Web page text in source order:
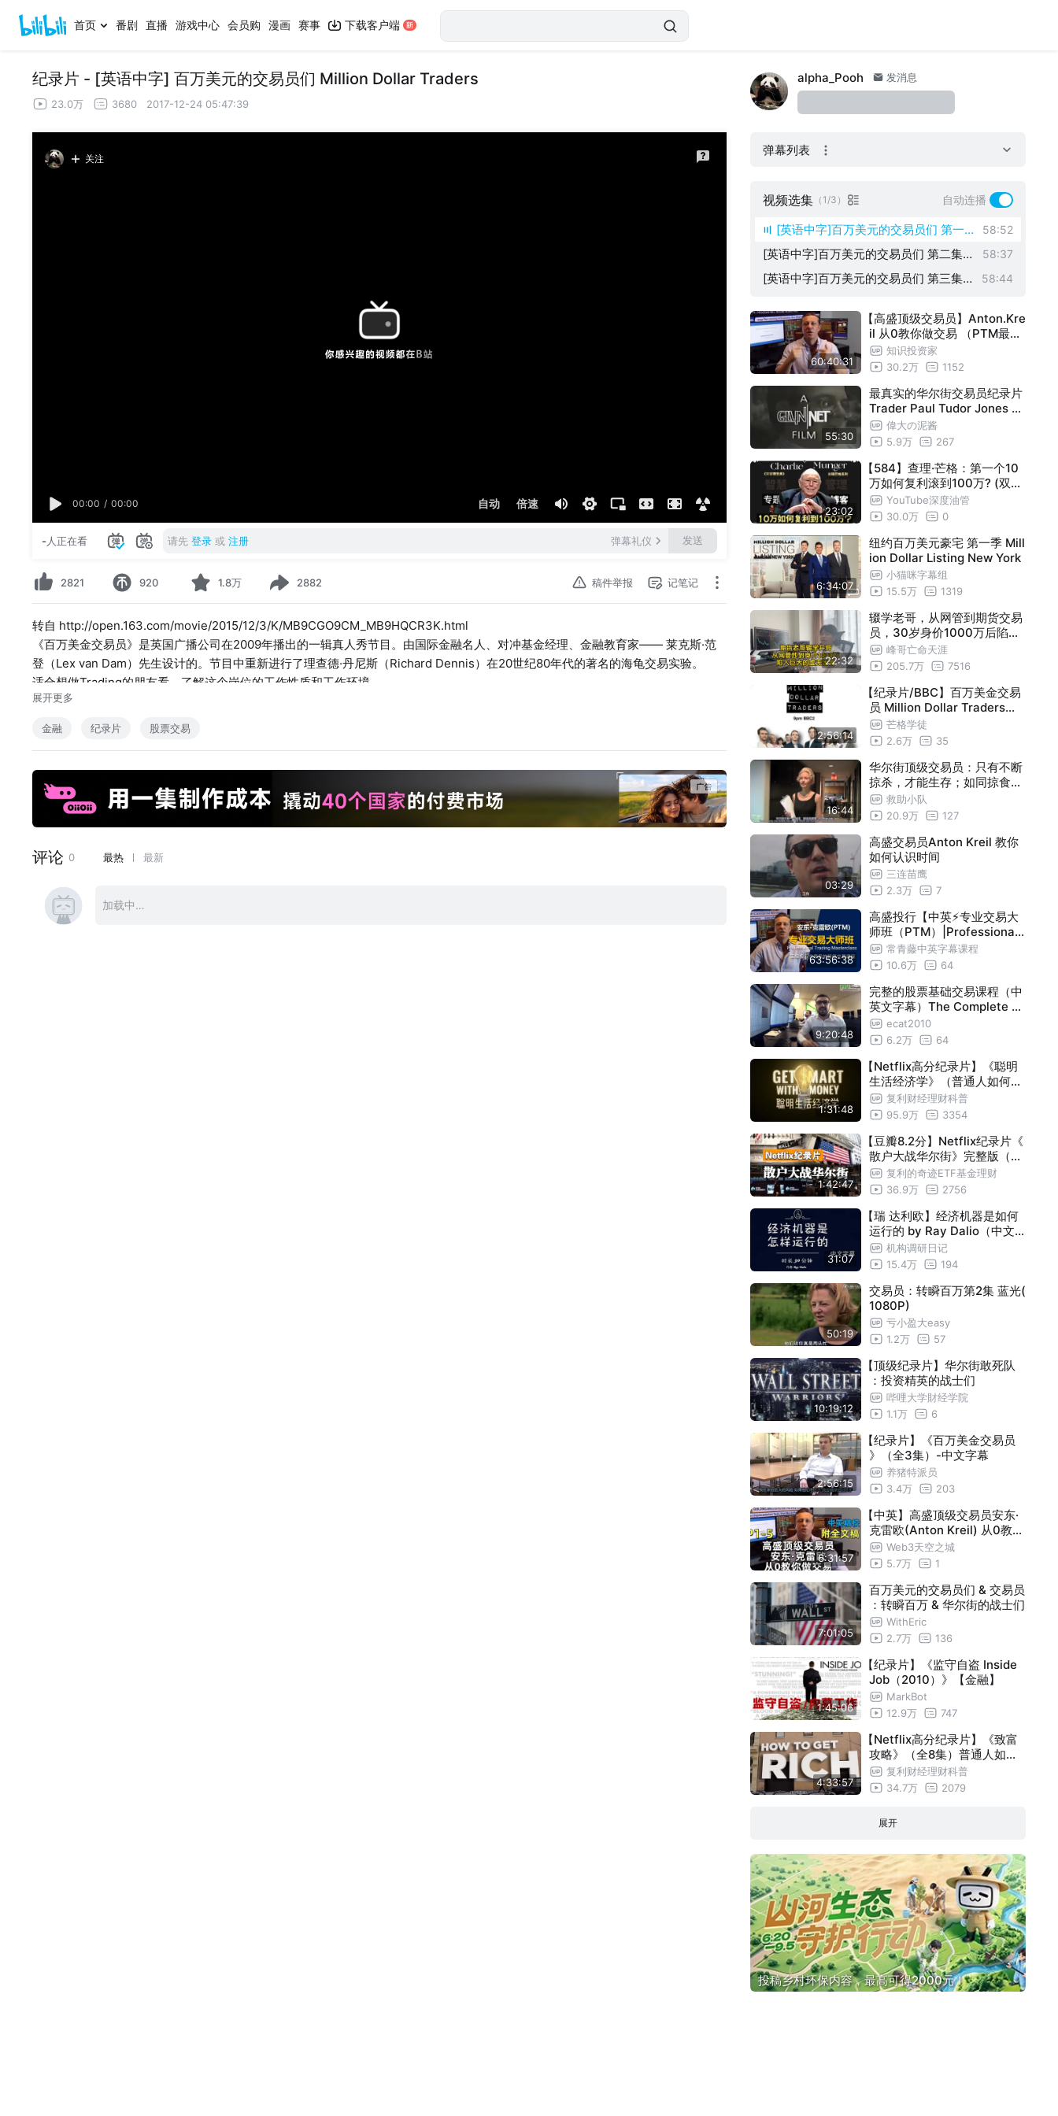
首页 番剧 直播 游戏中心 会员购 漫画 赛事 下载客户端
纪录片 - [英语中字] 百万美元的交易员们 Million Dollar Traders
23.0万 3680 2017-12-24 05:47:39
关注
00:00 / 00:00 自动 倍速
-人正在看 请先 登录 或 注册 弹幕礼仪 发送
2821 920 1.8万 2882 稿件举报 记笔记
转自 http://open.163.com/movie/2015/12/3/K/MB9CGO9CM_MB9HQCR3K.html
《百万美金交易员》是英国广播公司在2009年播出的一辑真人秀节目。由国际金融名人、对冲基金经理、金融教育家—— 莱克斯·范
登（Lex van Dam）先生设计的。节目中重新进行了理查德·丹尼斯（Richard Dennis）在20世纪80年代的著名的海龟交易实验。
适合想做Trading的朋友看，了解这个岗位的工作性质和工作环境。
展开更多
金融 纪录片 股票交易
alpha_Pooh 发消息
弹幕列表
视频选集 （1/3） 自动连播
[英语中字]百万美元的交易员们 第一
集 “成为交易员” Million Dollar Trade
rs Episode1 Make Me a Trader
58:52
[英语中字]百万美元的交易员们 第二集 “
收益和亏损” Million Dollar Traders Epi
58:37
[英语中字]百万美元的交易员们 第三集 “
3
58:44
60:40:31
【高盛顶级交易员】Anton.Kre
il 从0教你做交易 （PTM最新
版）知识投资家
30.2万
1152
55:30
最真实的华尔街交易员纪录片
Trader Paul Tudor Jones 无
字幕偉大の泥酱
5.9万
267
23:02
【584】查理·芒格：第一个10
万如何复利滚到100万? (双语
+文稿)YouTube深度油管
30.0万
0
6:34:07
纽约百万美元豪宅 第一季 Mill
ion Dollar Listing New York
小猫咪字幕组
15.5万
1319
22:32
辍学老哥，从网管到期货交易
员，30岁身价1000万后陷入
巨大的虚无境地
峰哥亡命天涯
205.7万
7516
2:56:14
【纪录片/BBC】百万美金交易
员 Million Dollar Traders（
交易员必看）
芒格学徒
2.6万
35
16:44
华尔街顶级交易员：只有不断
掠杀，才能生存；如同掠食者
狩猎。救助小队
20.9万
127
03:29
高盛交易员Anton Kreil 教你
如何认识时间
三连苗鹰
2.3万
7
63:56:38
高盛投行【中英⚡专业交易大
师班（PTM）|Professional
Trading Masterclass】
常青藤中英字幕课程
10.6万
64
9:20:48
完整的股票基础交易课程（中
英文字幕）The Complete Fo
undation Stock Trading Co
urse
ecat2010
6.2万
64
1:31:48
【Netflix高分纪录片】《聪明
生活经济学》（普通人如何实
现财务自由？）
复利财经理财科普
95.9万
3354
1:42:47
【豆瓣8.2分】Netflix纪录片《
散户大战华尔街》完整版（中
英双语字幕）华尔街历史上被
散户暴打最惨的一次！
复利的奇迹ETF基金理财
36.9万
2756
31:07
【瑞 达利欧】经济机器是如何
运行的 by Ray Dalio（中文
字幕 原声）
机构调研日记
15.4万
194
50:19
交易员：转瞬百万第2集 蓝光(
1080P)
亏小盈大easy
1.2万
57
10:19:12
【顶级纪录片】华尔街敢死队
：投资精英的战士们
哔哩大学財经学院
1.1万
6
2:56:15
【纪录片】《百万美金交易员
》（全3集）-中文字幕
养猪特派员
3.4万
203
6:31:57
【中英】高盛顶级交易员安东·
克雷欧(Anton Kreil) 从0教你
做交易（EP1-5）|大师讲座·
附文稿
Web3天空之城
5.7万
1
7:01:05
百万美元的交易员们 & 交易员
：转瞬百万 & 华尔街的战士们
WithEric
2.7万
136
1:45:06
【纪录片】《监守自盗 Inside
Job（2010）》【金融】
MarkBot
12.9万
747
4:33:57
【Netflix高分纪录片】《致富
攻略》（全8集）普通人如何
致富？复利财经理财科普
34.7万
2079
展开
投稿乡村环保内容，最高可得2000元！